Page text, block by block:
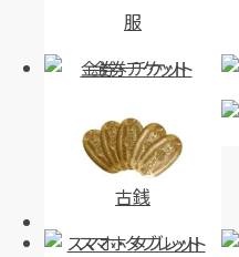
服
金券・チケット
古銭
スマホ・タブレット